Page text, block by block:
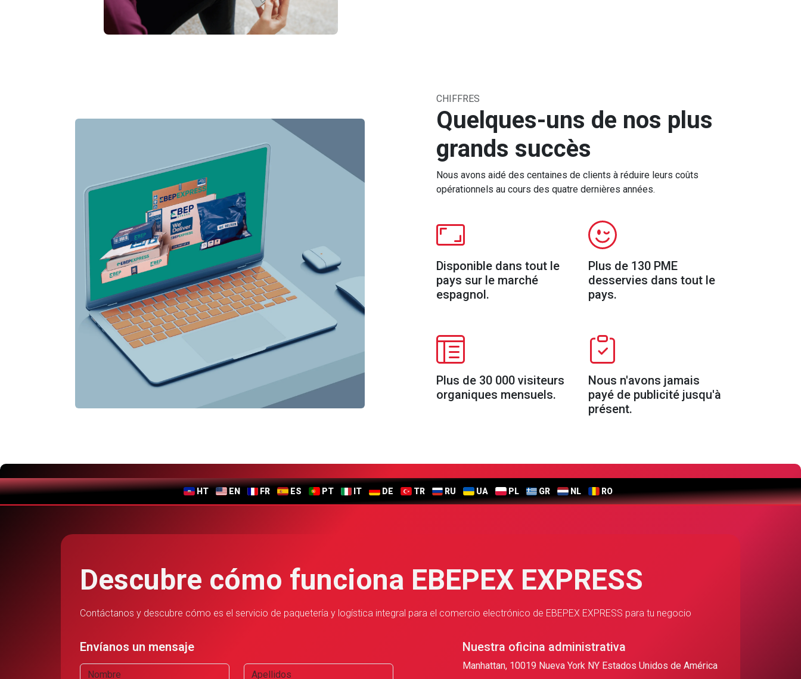
CHIFFRES
Quelques-uns de nos plus
grands succès
Nous avons aidé des centaines de clients à réduire leurs coûts
opérationnels au cours des quatre dernières années.
Disponible dans tout le
pays sur le marché
espagnol.
Plus de 130 PME
desservies dans tout le
pays.
Plus de 30 000 visiteurs
organiques mensuels.
Nous n'avons jamais
payé de publicité jusqu'à
présent.
HT EN FR ES PT IT DE TR RU UA PL GR NL RO
Descubre cómo funciona EBEPEX EXPRESS
Contáctanos y descubre cómo es el servicio de paquetería y logística integral para el comercio electrónico de EBEPEX EXPRESS para tu negocio
Envíanos un mensaje Nuestra oficina administrativa
Manhattan, 10019 Nueva York NY Estados Unidos de América